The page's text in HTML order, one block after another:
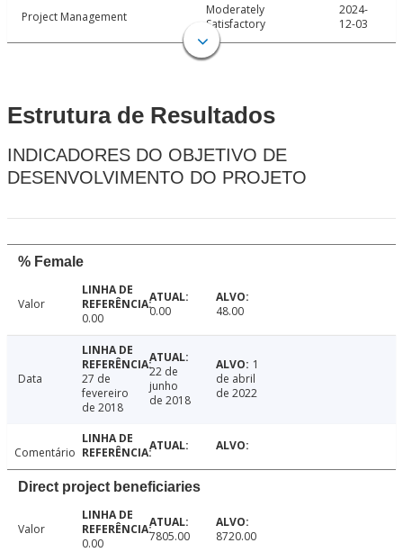
Project Management
Moderately
Satisfactory
2024-
12-03
Estrutura de Resultados
INDICADORES DO OBJETIVO DE
DESENVOLVIMENTO DO PROJETO
% Female
Valor
0.00
0.00 48.00
Data
27 de
fevereiro
de 2018
22 de
junho
de 2018
1
de abril
de 2022
Comentário
Direct project beneficiaries
Valor
0.00
7805.00 8720.00